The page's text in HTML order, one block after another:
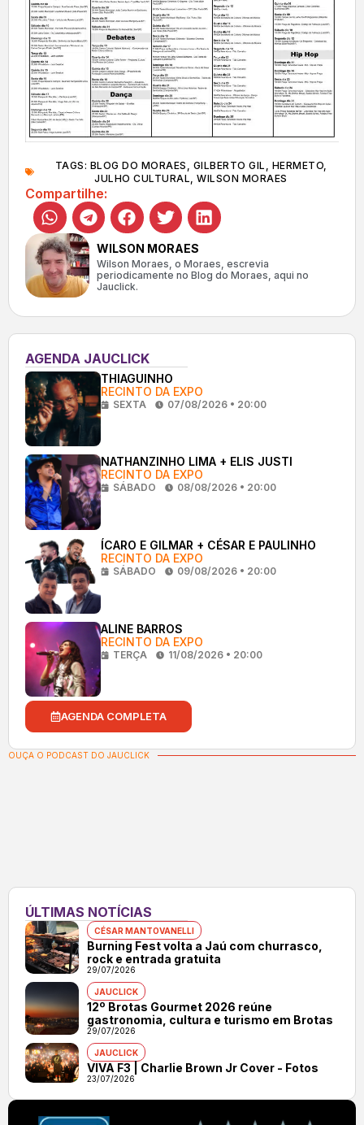
TAGS: BLOG DO MORAES GILBERTO GIL HERMETO
JULHO CULTURAL ,WILSON MORAES
Compartilhe:
WILSON MORAES
Wilson Moraes, o Moraes, escrevia
periodicamente no Blog do Moraes, aqui no
Jauclick.
AGENDA JAUCLICK
THIAGUINHO
RECINTO DA EXPO
SEXTA 07/08/2026 • 20:00
NATHANZINHO LIMA + ELIS JUSTI
RECINTO DA EXPO
SÁBADO 08/08/2026 • 20:00
ÍCARO E GILMAR + CÉSAR E PAULINHO
RECINTO DA EXPO
SÁBADO 09/08/2026 • 20:00
ALINE BARROS
RECINTO DA EXPO
TERÇA 11/08/2026 • 20:00
AGENDA COMPLETA
OUÇA O PODCAST DO JAUCLICK
ÚLTIMAS NOTÍCIAS
CÉSAR MANTOVANELLI
Burning Fest volta a Jaú com churrasco,
rock e entrada gratuita
29/07/2026
JAUCLICK
12º Brotas Gourmet 2026 reúne
gastronomia, cultura e turismo em Brotas
29/07/2026
JAUCLICK
VIVA F3 | Charlie Brown Jr Cover - Fotos
23/07/2026